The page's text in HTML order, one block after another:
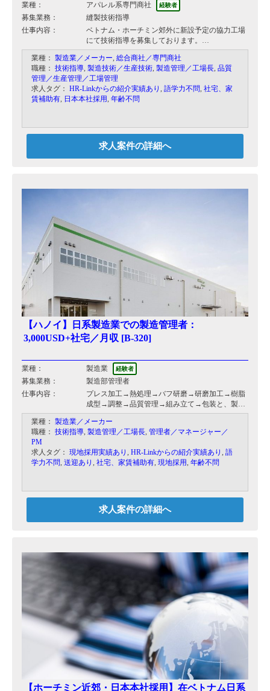
業種： アパレル系専門商社 経験者
募集業務：
縫製技術指導
仕事内容：
ベトナム・ホーチミン郊外に新設予定の協力工場
にて技術指導を募集しております。
同工場ではﾗｲﾝの構築をお願い致します。
技術指導や人員配置、ﾐｼﾝ等の機械ﾒﾝﾃﾅﾝｽも行っ
ていただきます。
業種： 製造業／メーカー, 総合商社／専門商社
職種： 技術指導, 製造技術／生産技術, 製造管理／工場長, 品質
管理／生産管理／工場管理
求人タグ： HR-Linkからの紹介実績あり , 語学力不問, 社宅、家
賃補助有, 日本本社採用, 年齢不問
求人案件の詳細へ
【ハノイ】日系製造業での製造管理者：
3,000USD+社宅／月収 [B-320]
業種： 製造業 経験者
募集業務：
製造部管理者
仕事内容：
プレス加工→熱処理→バフ研磨→研磨加工→樹脂
成型→調整→品質管理→組み立て→包装と、製品
の一貫生産現場での、管理者として就業していた
だきます。
業種： 製造業／メーカー
職種： 技術指導 製造管理／工場長 管理者／マネージャー／
PM
求人タグ： 現地採用実績あり HR-Linkからの紹介実績あり
語
学力不問 送迎あり 社宅、家賃補助有 現地採用 年齢不問
求人案件の詳細へ
【ホーチミン近郊・日本本社採用】在ベトナム日系